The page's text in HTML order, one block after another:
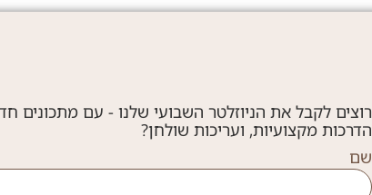
רוצים לקבל את הניוזלטר השבועי שלנו - עם מתכונים
הדרכות מקצועיות, ועריכות שולחן?
שם